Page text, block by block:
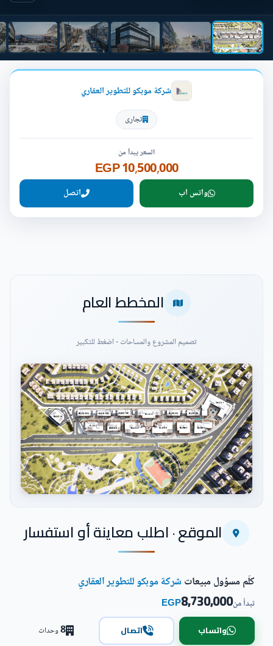
شركة موبكو للتطوير العقاري
تجارى
السعر يبدأ من
10,500,000 EGP
واتس اب اتصل
المخطط العام
تصميم المشروع والمساحات - اضغط للتكبير
اضغط للتكبيرالموقع · اطلب معاينة أو استفسار
كلّم مسؤول مبيعات شركة موبكو للتطوير العقاري
تبدأ من8,730,000
EGP
واتساب اتصال 8وحدات